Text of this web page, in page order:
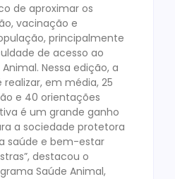
de aproximar os
vacinação e
principalmente
de acesso ao
Nessa edição, a
em média, 25
e 40 orientações
é um grande ganho
a sociedade protetora
saúde e bem-estar
destacou o
Saúde Animal,